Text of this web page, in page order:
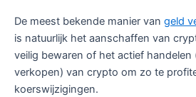
De meest bekende manier van geld
is natuurlijk het aanschaffen van
veilig bewaren of het actief handelen
verkopen) van crypto om zo te
koerswijzigingen.